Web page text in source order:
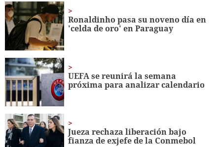
1
minute,
56
seconds
Ronaldinho pasa su noveno día en
'celda de oro' en Paraguay
UEFA se reunirá la semana
próxima para analizar calendario
Jueza rechaza liberación bajo
fianza de exjefe de la Conmebol